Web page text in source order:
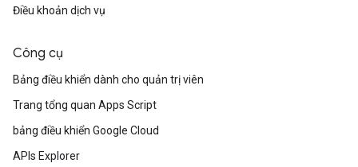
Điều khoản dịch vụ
Công cụ
Bảng điều khiển dành cho quản trị viên
Trang tổng quan Apps Script
bảng điều khiển Google Cloud
APIs Explorer